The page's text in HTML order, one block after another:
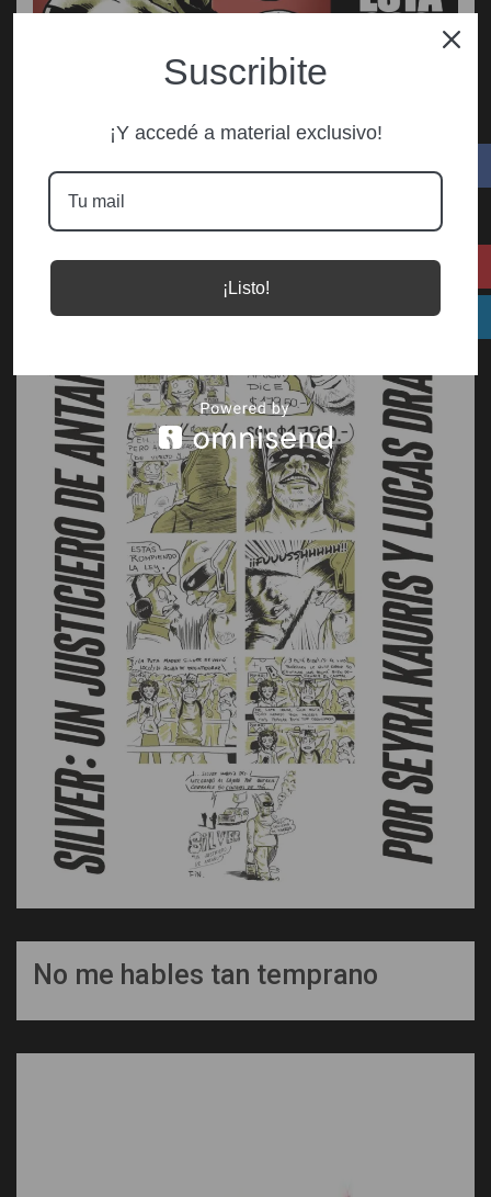
No me hables tan temprano
Suscribite
¡Y accedé a material exclusivo!
¡Listo!